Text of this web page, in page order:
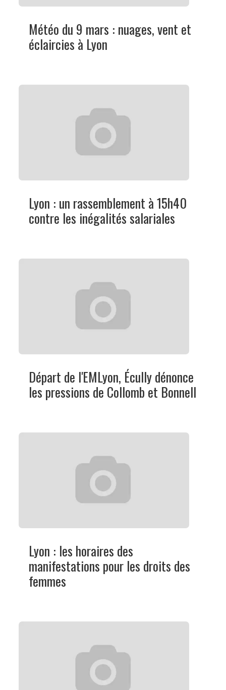
Météo du 9 mars : nuages, vent et
éclaircies à Lyon
Lyon : un rassemblement à 15h40
contre les inégalités salariales
Départ de l'EMLyon, Écully dénonce
les pressions de Collomb et Bonnell
Lyon : les horaires des
manifestations pour les droits des
femmes